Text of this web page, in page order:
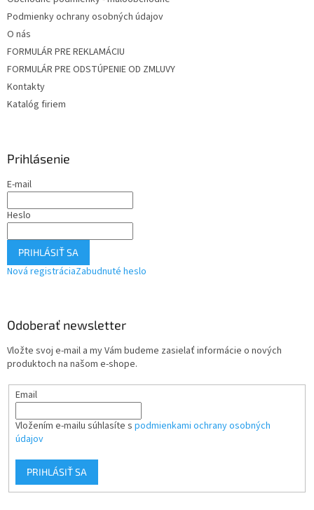
Podmienky ochrany osobných údajov
O nás
FORMULÁR PRE REKLAMÁCIU
FORMULÁR PRE ODSTÚPENIE OD ZMLUVY
Kontakty
Katalóg firiem
Prihlásenie
E-mail
Heslo
PRIHLÁSIŤ SA
Nová registráciaZabudnuté heslo
Odoberať newsletter
Vložte svoj e-mail a my Vám budeme zasielať informácie o nových
produktoch na našom e-shope.
Email
Vložením e-mailu súhlasíte s podmienkami ochrany osobných
údajov
PRIHLÁSIŤ SA